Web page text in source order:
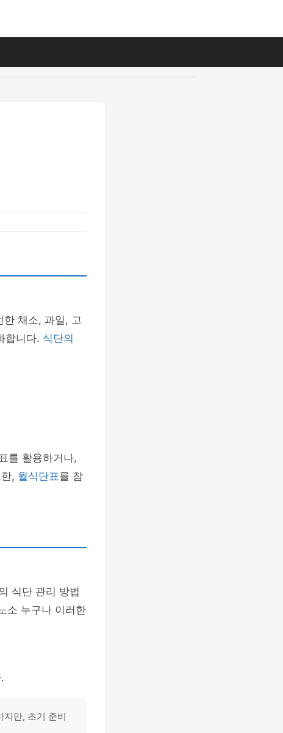
한 채소, 과일, 고
합니다. 식단의
를 활용하거나,
, 월식단표를 참
식단 관리 방법
소 누구나 이러한
지만, 초기 준비